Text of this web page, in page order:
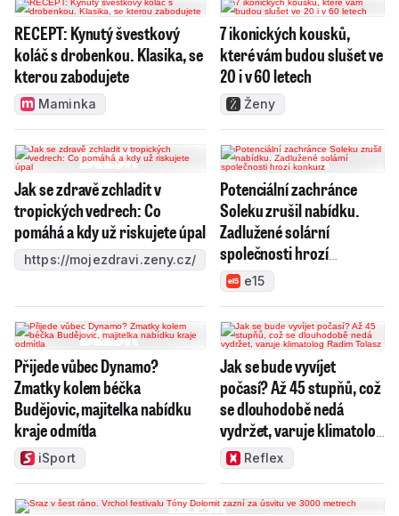
RECEPT: Kynutý švestkový
koláč s drobenkou. Klasika, se
kterou zabodujete
Maminka
7 ikonických kousků,
které vám budou slušet ve
20 i v 60 letech
Ženy
Jak se zdravě zchladit v
tropických vedrech: Co
pomáhá a kdy už riskujete úpal
https://mojezdravi.zeny.cz/
Potenciální zachránce
Soleku zrušil nabídku.
Zadlužené solární
společnosti hrozí
konkurz
e15
Přijede vůbec Dynamo?
Zmatky kolem béčka
Budějovic, majitelka nabídku
kraje odmítla
iSport
Jak se bude vyvíjet
počasí? Až 45 stupňů, což
se dlouhodobě nedá
vydržet, varuje klimatolog
Radim Tolasz
Reflex